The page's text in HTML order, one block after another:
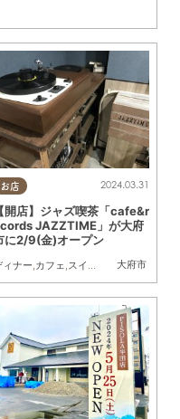
フェ,テイクアウト,キッチンカー
お店
大府市
2024.03.31
【開店】ジャズ喫茶「cafe&r
JAZZTIME」が大府
に2/9(金)オープン
ィナー,カフェ,スイーツ 開店